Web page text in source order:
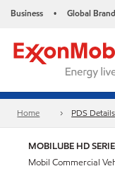
Business • Global
Home PDS Details
MOBILUBE HD
Mobil Commercial